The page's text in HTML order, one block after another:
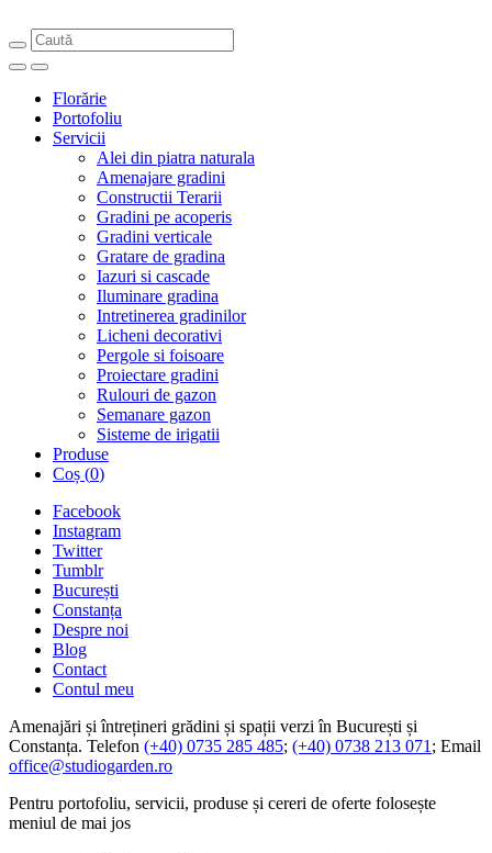
Florărie
Portofoliu
Servicii
Alei din piatra naturala
Amenajare gradini
Constructii Terarii
Gradini pe acoperis
Gradini verticale
Gratare de gradina
Iazuri si cascade
Iluminare gradina
Intretinerea gradinilor
Licheni decorativi
Pergole si foisoare
Proiectare gradini
Rulouri de gazon
Semanare gazon
Sisteme de irigatii
Produse
Coș (0)
Facebook
Instagram
Twitter
Tumblr
București
Constanța
Despre noi
Blog
Contact
Contul meu
Amenajări și întrețineri grădini și spații verzi în București și
Constanța. Telefon (+40) 0735 285 485; (+40) 0738 213 071 ; Email
office@studiogarden.ro
Pentru portofoliu, servicii, produse și cereri de oferte folosește
meniul de mai jos